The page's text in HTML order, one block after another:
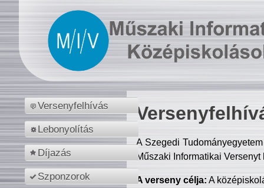
Versenyfelhívás
Lebonyolítás
Díjazás
Szponzorok
A Szegedi
Műszaki Informatikai
A verseny célja: A